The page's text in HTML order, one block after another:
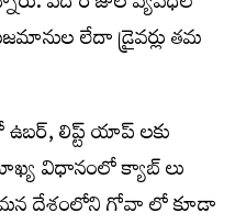
లేదా డ్రైవర్లు తమ
లిప్ట్ యాప్ లకు
విధానంలో క్యాబ్ లు
మన దేశంలోని గోవా లో కూడా